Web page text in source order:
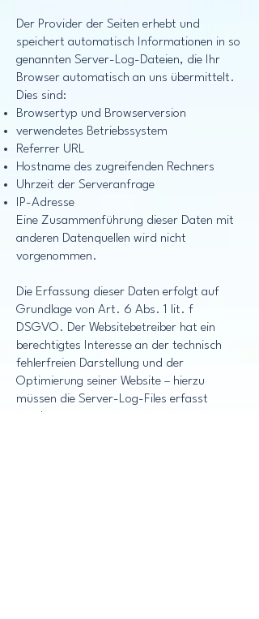
Der Provider der Seiten erhebt und
speichert automatisch Informationen in so
genannten Server-Log-Dateien, die Ihr
Browser automatisch an uns übermittelt.
Dies sind:
Browsertyp und Browserversion
verwendetes Betriebssystem
Referrer URL
Hostname des zugreifenden Rechners
Uhrzeit der Serveranfrage
IP-Adresse
Eine Zusammenführung dieser Daten mit
anderen Datenquellen wird nicht
vorgenommen.
Die Erfassung dieser Daten erfolgt auf
Grundlage von Art. 6 Abs. 1 lit. f
DSGVO. Der Websitebetreiber hat ein
berechtigtes Interesse an der technisch
fehlerfreien Darstellung und der
Optimierung seiner Website – hierzu
müssen die Server-Log-Files erfasst